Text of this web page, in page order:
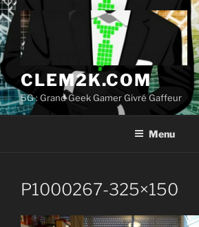
Aller
au
contenu
principal
CLEM2K.COM
5G : Grand Geek Gamer Givré Gaffeur
Menu
P1000267-325×150